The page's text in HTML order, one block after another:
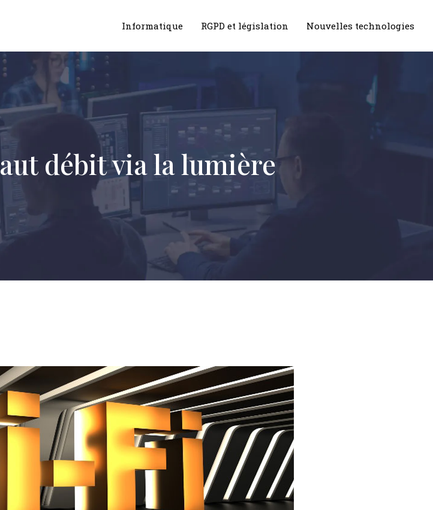
Informatique RGPD et législation Nouvelles technologies
débit via la lumière